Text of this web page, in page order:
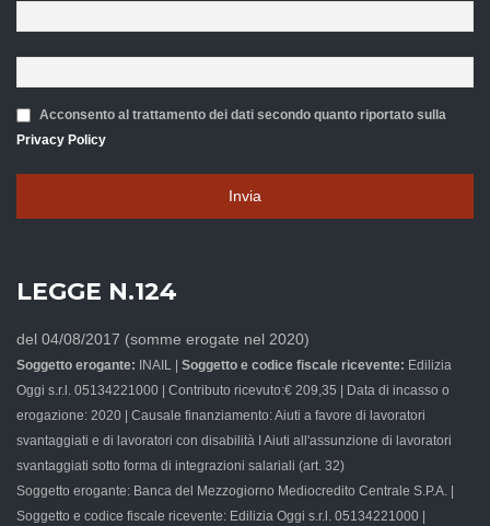
Acconsento al trattamento dei dati secondo quanto riportato sulla
Privacy Policy
Invia
deve
lasciato
vuoto
LEGGE N.124
del 04/08/2017 (somme erogate nel 2020)
Soggetto erogante: INAIL | Soggetto e codice fiscale ricevente: Edilizia
Oggi s.r.l. 05134221000 | Contributo ricevuto:€ 209,35 | Data di incasso o
erogazione: 2020 | Causale finanziamento: Aiuti a favore di lavoratori
svantaggiati e di lavoratori con disabilità I Aiuti all'assunzione di lavoratori
svantaggiati sotto forma di integrazioni salariali (art. 32)
Soggetto erogante: Banca del Mezzogiorno Mediocredito Centrale S.P.A. |
Soggetto e codice fiscale ricevente: Edilizia Oggi s.r.l. 05134221000 |